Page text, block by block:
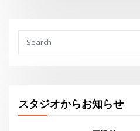
スタジオからお知らせ